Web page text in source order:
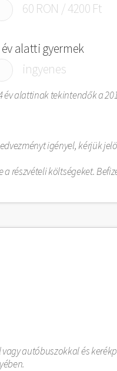
60 RON / 4200 Ft
év alatti gyermek
ingyenes
év alattinak tekintendők a
igényel, kérjük
részvételi költségeket.
autóbuszokkal és